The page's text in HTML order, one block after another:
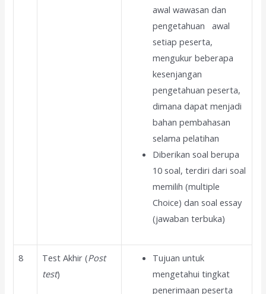
awal wawasan dan
pengetahuan awal
setiap peserta,
mengukur beberapa
kesenjangan
pengetahuan peserta,
dimana dapat menjadi
bahan pembahasan
selama pelatihan
Diberikan soal berupa
10 soal, terdiri dari soal
memilih (multiple
Choice) dan soal essay
(jawaban terbuka)
8 Test Akhir (Post
test)
Tujuan untuk
mengetahui tingkat
penerimaan peserta